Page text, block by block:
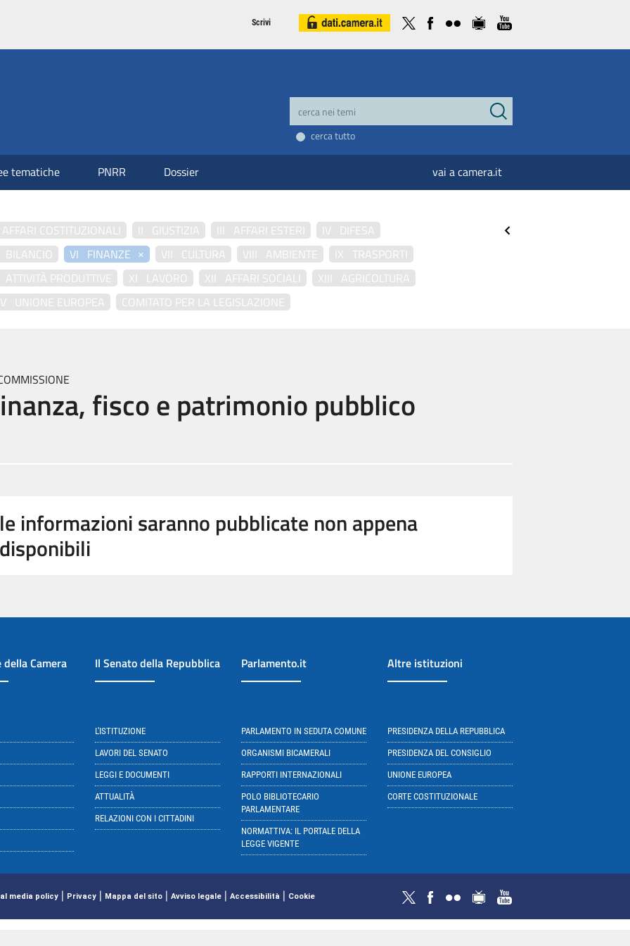
Scrivi
cerca tutto
tematiche PNRR Dossier vai a camera.it
COSTITUZIONALI II GIUSTIZIA III AFFARI ESTERI
IV DIFESA
VI FINANZE × VII CULTURA VIII AMBIENTE
IX TRASPORTI
PRODUTTIVE
XI LAVORO XII AFFARI SOCIALI
XIII AGRICOLTURA
UNIONE EUROPEA
COMITATO PER LA LEGISLAZIONE
fisco e patrimonio pubblico
le informazioni saranno pubblicate non appena
disponibili
Camera Il Senato della Repubblica
L'ISTITUZIONE
LAVORI DEL SENATO
LEGGI E DOCUMENTI
ATTUALITÀ
RELAZIONI CON I CITTADINI
Parlamento.it
PARLAMENTO IN SEDUTA COMUNE
ORGANISMI BICAMERALI
RAPPORTI INTERNAZIONALI
POLO BIBLIOTECARIO
PARLAMENTARE
NORMATTIVA: IL PORTALE DELLA
LEGGE VIGENTE
Altre istituzioni
PRESIDENZA DELLA REPUBBLICA
PRESIDENZA DEL CONSIGLIO
UNIONE EUROPEA
CORTE COSTITUZIONALE
media policy | Privacy | Mappa del sito | Avviso legale | Accessibilità | Cookie